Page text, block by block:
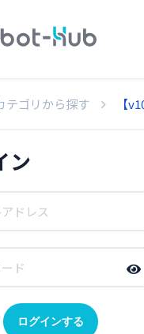
テゴリから探す 【
ン
ログインする